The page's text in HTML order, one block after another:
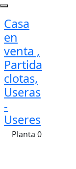
Casa
en
venta ,
Partida
clotas,
Useras
-
Useres
Planta 0